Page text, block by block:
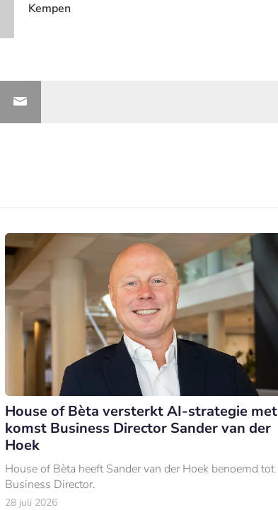
Kempen
House of Bèta versterkt AI-strategie met
komst Business Director Sander van der
Hoek
House of Bèta heeft Sander van der Hoek benoemd tot
Business Director.
28 juli 2026